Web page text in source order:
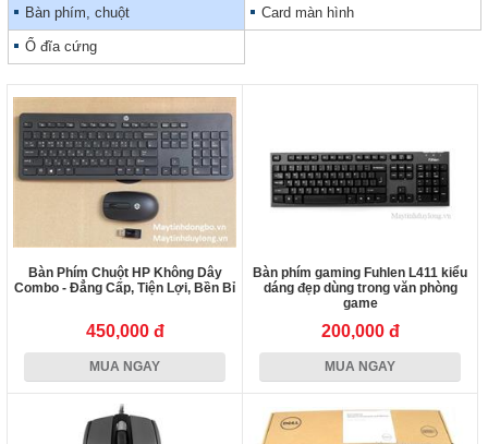
Bàn phím, chuột Card màn hình
Ổ đĩa cứng
Bàn Phím Chuột HP Không Dây
Combo - Đẳng Cấp, Tiện Lợi, Bền Bỉ
450,000 đ
MUA NGAY
Bàn phím gaming Fuhlen L411 kiểu
dáng đẹp dùng trong văn phòng
game
200,000 đ
MUA NGAY